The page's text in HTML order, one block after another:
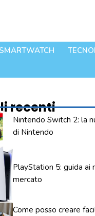
SMARTWATCH
recenti
Nintendo Switch 2: la
di Nintendo
PlayStation 5: guida ai
mercato
Come posso creare